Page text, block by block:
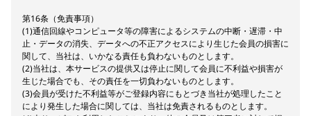
第16条（免責事項）
(1)通信回線やコンピュータ等の障害によるシステムの中断・遅滞・中
止・データの消失、データへの不正アクセスにより生じた会員の損害に
関して、当社は、いかなる責任も負わないものとします。
(2)当社は、本サービスの提供又は停止に関して会員に不利益や損害が
生じた場合でも、その責任を一切負わないものとします。
(3)会員が受けた不利益等がご登録内容にもとづき当社が処理したこと
により発生した場合に関しては、当社は免責されるものとします。